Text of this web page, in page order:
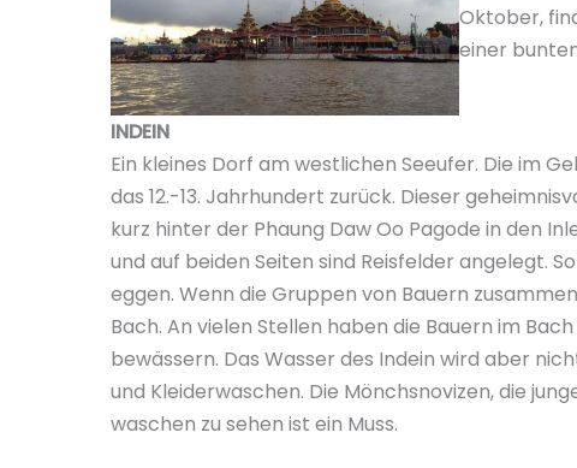
Oktober,
einer
INDEIN
Ein kleines Dorf am westlichen Seeufer. Die im
das 12.-13. Jahrhundert zurück. Dieser
kurz hinter der Phaung Daw Oo Pagode in den
und auf beiden Seiten sind Reisfelder angelegt.
eggen. Wenn die Gruppen von Bauern
Bach. An vielen Stellen haben die Bauern im
bewässern. Das Wasser des Indein wird aber
und Kleiderwaschen. Die Mönchsnovizen, die
waschen zu sehen ist ein Muss.